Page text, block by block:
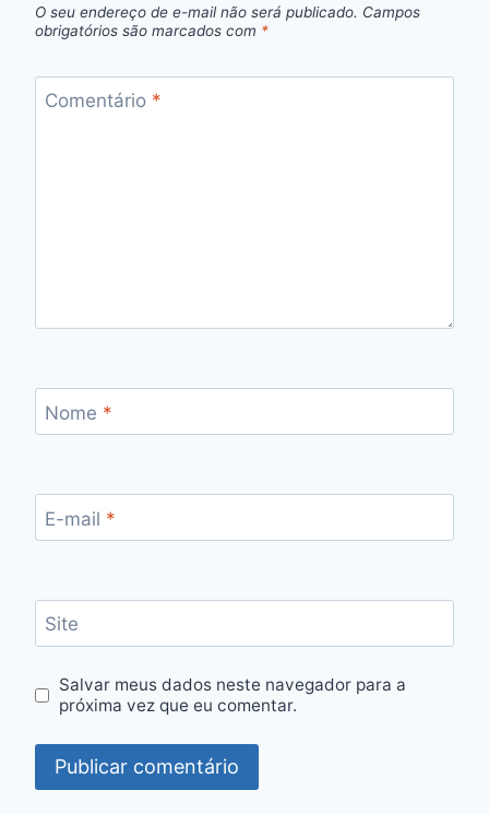
O seu endereço de e-mail não será publicado. Campos
obrigatórios são marcados com *
Comentário *
Nome *
E-mail *
Site
Salvar meus dados neste navegador para a
próxima vez que eu comentar.